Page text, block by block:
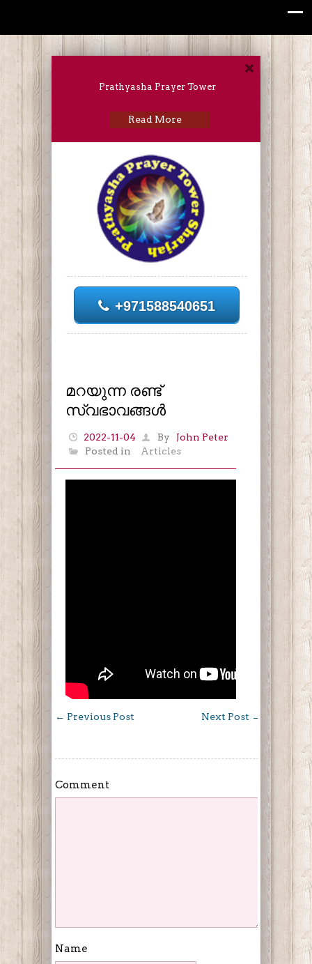
Prathyasha Prayer Tower
Read More
+971588540651
മറയുന്ന രണ്ട്
സ്വഭാവങ്ങൾ
2022-11-04 By
John Peter
Posted in
Articles
← Previous Post Next Post →
Comment
Name